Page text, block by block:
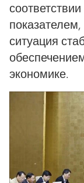
ситуация
экономике.